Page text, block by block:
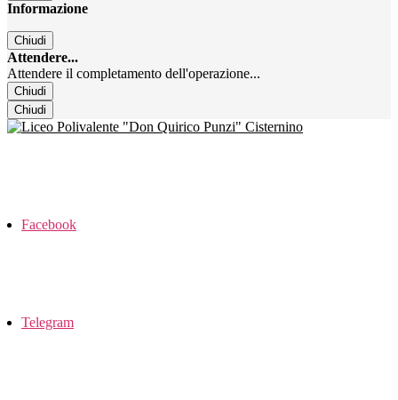
Informazione
Chiudi
Attendere...
Attendere il completamento dell'operazione...
Chiudi
Chiudi
Facebook
Telegram